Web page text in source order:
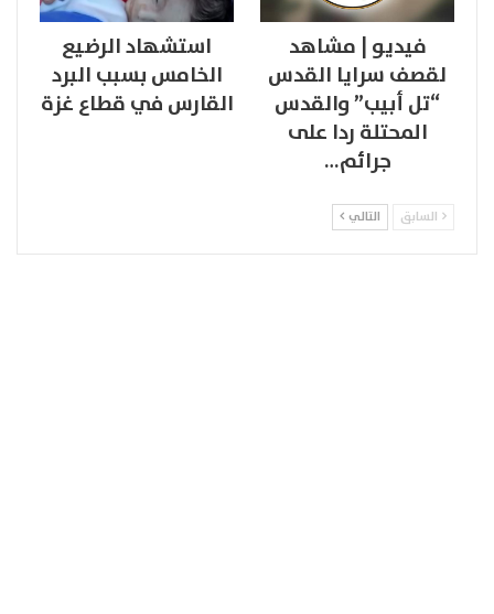
فيديو | مشاهد
لقصف سرايا القدس
“تل أبيب” والقدس
المحتلة ردا على
جرائم…
استشهاد الرضيع
الخامس بسبب البرد
القارس في قطاع غزة
السابق التالي